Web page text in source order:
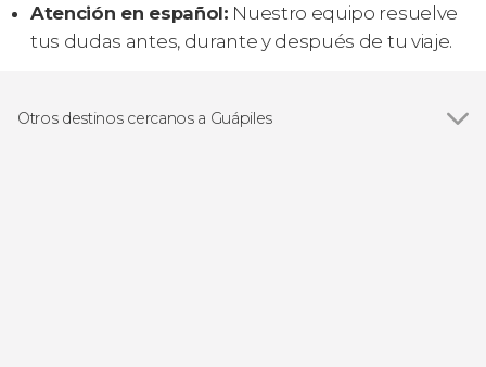
Atención en español: Nuestro equipo resuelve
tus dudas antes, durante y después de tu viaje.
Otros destinos cercanos a Guápiles